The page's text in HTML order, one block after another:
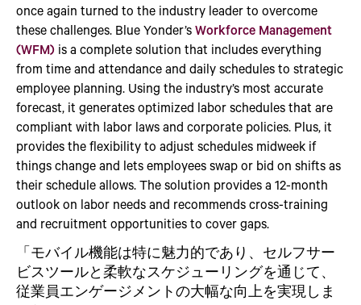
once again turned to the industry leader to overcome
these challenges. Blue Yonder’sWorkforce Management
(WFM) is a complete solution that includes everything
from time and attendance and daily schedules to strategic
employee planning. Using the industry’s most accurate
forecast, it generates optimized labor schedules that are
compliant with labor laws and corporate policies. Plus, it
provides the flexibility to adjust schedules midweek if
things change and lets employees swap or bid on shifts as
their schedule allows. The solution provides a 12-month
outlook on labor needs and recommends cross-training
and recruitment opportunities to cover gaps.
「モバイル機能は特に魅力的であり、セルフサー
ビスツールと柔軟なスケジューリングを通じて、
従業員エンゲージメントの大幅な向上を実現しま